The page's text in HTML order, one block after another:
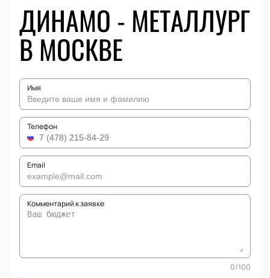
ДИНАМО - МЕТАЛЛУРГ
В МОСКВЕ
Имя
Телефон
Email
Комментарий к заявке
0/100